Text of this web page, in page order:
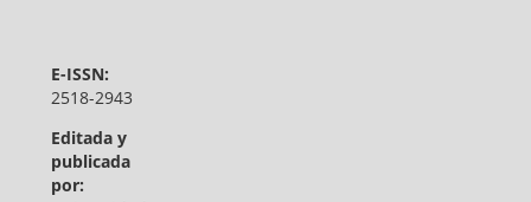
E-ISSN:
2518-2943
Editada y
publicada
por: